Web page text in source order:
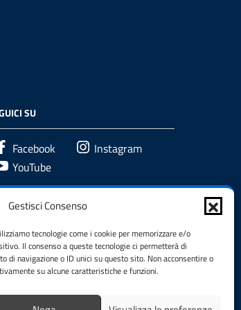
Gestisci Consenso
tecnologie come i cookie per memorizzare e/o
Il consenso a queste tecnologie ci permetterà di
di navigazione o ID unici su questo sito. Non acconsentire o
su alcune caratteristiche e funzioni.
SU
Facebook
Instagram
YouTube